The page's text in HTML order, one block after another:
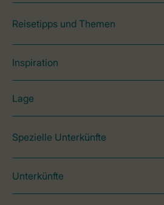
Reisetipps und Themen
Inspiration
Lage
Spezielle Unterkünfte
Unterkünfte